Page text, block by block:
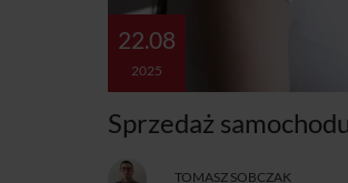
22.08
2025
Sprzedaż
TOMASZ SOBCZAK